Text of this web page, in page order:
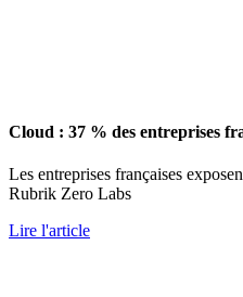
Cloud : 37 % des entreprises
Les entreprises françaises
Rubrik Zero Labs
Lire l'article